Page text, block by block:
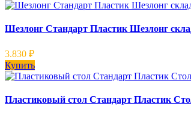
Шезлонг Стандарт Пластик Шезлонг
3.830 ₽
Купить
Пластиковый стол Стандарт Пластик